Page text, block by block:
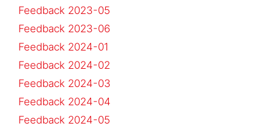
Feedback 2023-05
Feedback 2023-06
Feedback 2024-01
Feedback 2024-02
Feedback 2024-03
Feedback 2024-04
Feedback 2024-05